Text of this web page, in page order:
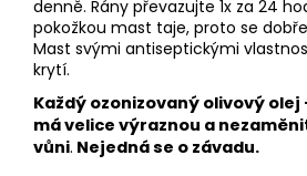
denně. Rány převazujte 1x za 24
pokožkou mast taje, proto se
Mast svými antiseptickými
krytí.
Každý ozonizovaný olivový
má velice výraznou a
vůni. Nejedná se o závadu.